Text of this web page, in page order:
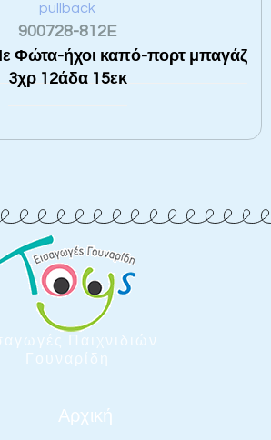
pullback
900728-812E
Φώτα-ήχοι καπό-πορτ μπαγάζ
3χρ 12άδα 15εκ
Παιχνιδιών
Γουναρίδη
Αρχική